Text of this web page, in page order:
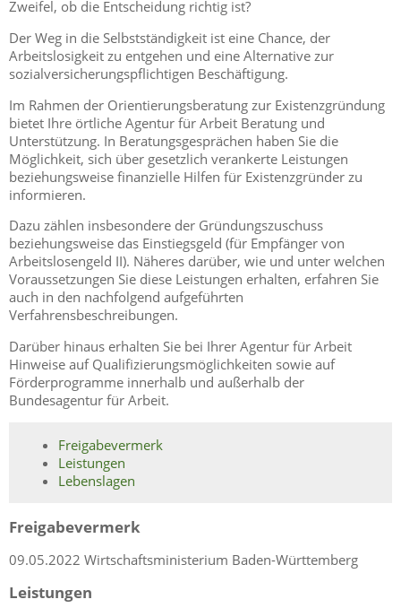
Zweifel, ob die Entscheidung richtig ist?
Der Weg in die Selbstständigkeit ist eine Chance, der
Arbeitslosigkeit zu entgehen und eine Alternative zur
sozialversicherungspflichtigen Beschäftigung.
Im Rahmen der Orientierungsberatung zur Existenzgründung
bietet Ihre örtliche Agentur für Arbeit Beratung und
Unterstützung. In Beratungsgesprächen haben Sie die
Möglichkeit, sich über gesetzlich verankerte Leistungen
beziehungsweise finanzielle Hilfen für Existenzgründer zu
informieren.
Dazu zählen insbesondere der Gründungszuschuss
beziehungsweise das Einstiegsgeld (für Empfänger von
Arbeitslosengeld II). Näheres darüber, wie und unter welchen
Voraussetzungen Sie diese Leistungen erhalten, erfahren Sie
auch in den nachfolgend aufgeführten
Verfahrensbeschreibungen.
Darüber hinaus erhalten Sie bei Ihrer Agentur für Arbeit
Hinweise auf Qualifizierungsmöglichkeiten sowie auf
Förderprogramme innerhalb und außerhalb der
Bundesagentur für Arbeit.
Freigabevermerk
Leistungen
Lebenslagen
Freigabevermerk
09.05.2022 Wirtschaftsministerium Baden-Württemberg
Leistungen